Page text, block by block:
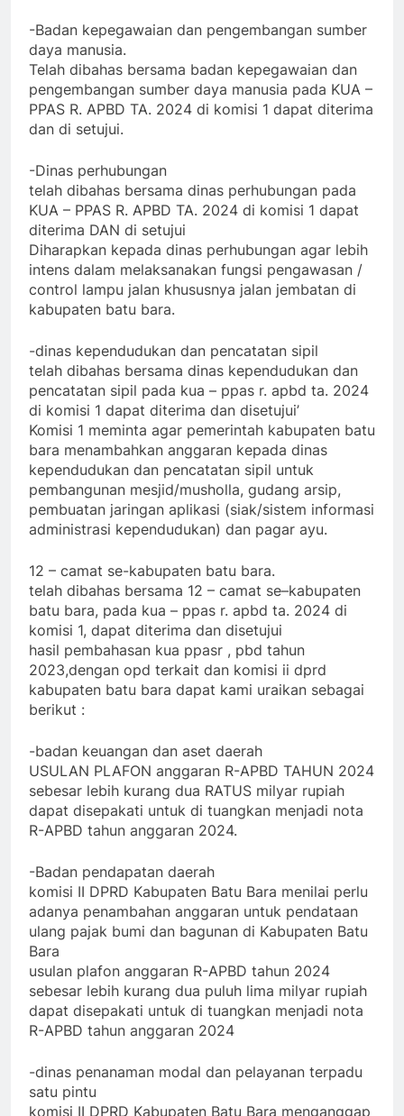
-Badan kepegawaian dan pengembangan sumber
daya manusia.
Telah dibahas bersama badan kepegawaian dan
pengembangan sumber daya manusia pada KUA –
PPAS R. APBD TA. 2024 di komisi 1 dapat diterima
dan di setujui.
-Dinas perhubungan
telah dibahas bersama dinas perhubungan pada
KUA – PPAS R. APBD TA. 2024 di komisi 1 dapat
diterima DAN di setujui
Diharapkan kepada dinas perhubungan agar lebih
intens dalam melaksanakan fungsi pengawasan /
control lampu jalan khususnya jalan jembatan di
kabupaten batu bara.
-dinas kependudukan dan pencatatan sipil
telah dibahas bersama dinas kependudukan dan
pencatatan sipil pada kua – ppas r. apbd ta. 2024
di komisi 1 dapat diterima dan disetujui’
Komisi 1 meminta agar pemerintah kabupaten batu
bara menambahkan anggaran kepada dinas
kependudukan dan pencatatan sipil untuk
pembangunan mesjid/musholla, gudang arsip,
pembuatan jaringan aplikasi (siak/sistem informasi
administrasi kependudukan) dan pagar ayu.
12 – camat se-kabupaten batu bara.
telah dibahas bersama 12 – camat se–kabupaten
batu bara, pada kua – ppas r. apbd ta. 2024 di
komisi 1, dapat diterima dan disetujui
hasil pembahasan kua ppasr , pbd tahun
2023,dengan opd terkait dan komisi ii dprd
kabupaten batu bara dapat kami uraikan sebagai
berikut :
-badan keuangan dan aset daerah
USULAN PLAFON anggaran R-APBD TAHUN 2024
sebesar lebih kurang dua RATUS milyar rupiah
dapat disepakati untuk di tuangkan menjadi nota
R-APBD tahun anggaran 2024.
-Badan pendapatan daerah
komisi II DPRD Kabupaten Batu Bara menilai perlu
adanya penambahan anggaran untuk pendataan
ulang pajak bumi dan bagunan di Kabupaten Batu
Bara
usulan plafon anggaran R-APBD tahun 2024
sebesar lebih kurang dua puluh lima milyar rupiah
dapat disepakati untuk di tuangkan menjadi nota
R-APBD tahun anggaran 2024
-dinas penanaman modal dan pelayanan terpadu
satu pintu
komisi II DPRD Kabupaten Batu Bara menganggap